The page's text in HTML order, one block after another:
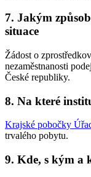
7. Jakým
situace
Žádost o
nezaměstnanosti
České republiky.
8. Na které
Krajské pobočky
trvalého pobytu.
9. Kde, s kým a